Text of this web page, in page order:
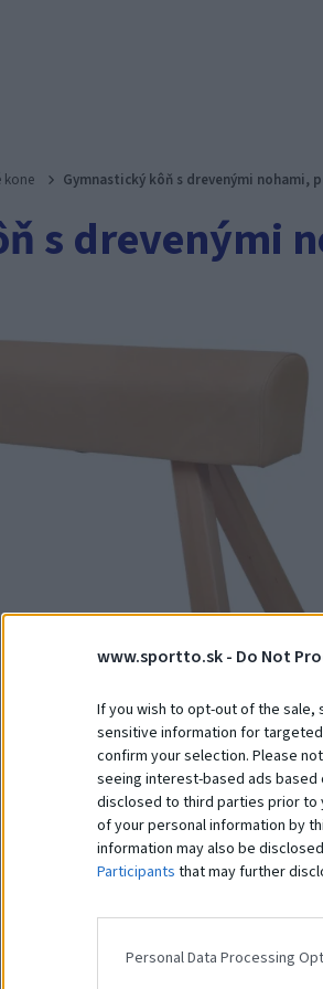
www.sportto.sk - Do Not
If you wish to opt-out of the
sensitive information for
confirm your selection. Please
seeing interest-based ads
disclosed to third parties prior to
of your personal information by
information may also be
Participants that may further
Personal Data Processing
kone Gymnastický kôň s drevenými nohami,
s drevenými